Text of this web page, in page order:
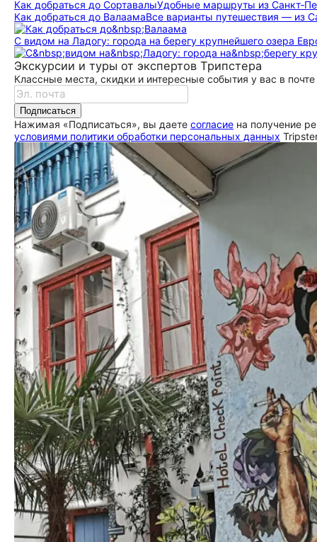
сниться!
ещё
Как добраться до СортавалыУдобные маршруты из
Как добраться до ВалаамаВсе варианты путешествия — из
С видом на Ладогу: города на берегу крупнейшего озера
Экскурсии и туры от экспертов Трипстера
Классные места, скидки и интересные события у вас в почте
Подписаться
Нажимая «Подписаться», вы даете согласие на получение
условиями политики обработки персональных данных